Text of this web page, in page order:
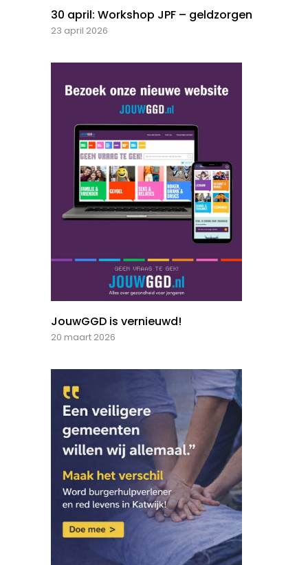
30 april: Workshop JPF – geldzorgen
23 april 2026
JouwGGD is vernieuwd!
20 maart 2026